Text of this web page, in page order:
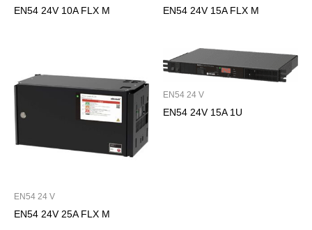
EN54 24V 10A FLX M EN54 24V 15A FLX M
EN54 24 V
EN54 24V 25A FLX M
EN54 24 V
EN54 24V 15A 1U